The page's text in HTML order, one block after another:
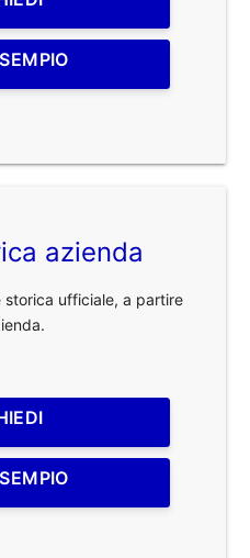
azienda
storica ufficiale, a partire